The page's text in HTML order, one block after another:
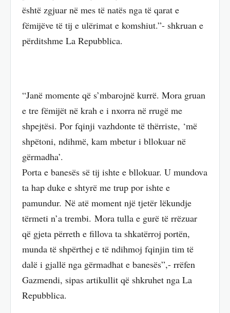
është zgjuar në mes të natës nga të qarat e
fëmijëve të tij e ulërimat e komshiut.”- shkruan e
përditshme La Repubblica.
“Janë momente që s’mbarojnë kurrë. Mora gruan
e tre fëmijët në krah e i nxorra në rrugë me
shpejtësi. Por fqinji vazhdonte të thërriste, ‘më
shpëtoni, ndihmë, kam mbetur i bllokuar në
gërmadha’.
Porta e banesës së tij ishte e bllokuar. U mundova
ta hap duke e shtyrë me trup por ishte e
pamundur. Në atë moment një tjetër lëkundje
tërmeti n’a trembi. Mora tulla e gurë të rrëzuar
që gjeta përreth e fillova ta shkatërroj portën,
munda të shpërthej e të ndihmoj fqinjin tim të
dalë i gjallë nga gërmadhat e banesës”,- rrëfen
Gazmendi, sipas artikullit që shkruhet nga La
Repubblica.